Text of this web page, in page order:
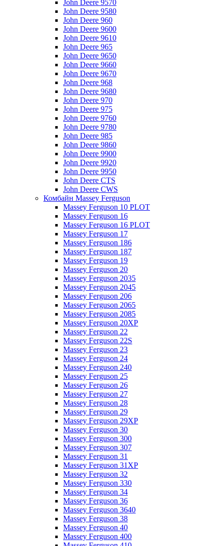
John Deere 9570
John Deere 9580
John Deere 960
John Deere 9600
John Deere 9610
John Deere 965
John Deere 9650
John Deere 9660
John Deere 9670
John Deere 968
John Deere 9680
John Deere 970
John Deere 975
John Deere 9760
John Deere 9780
John Deere 985
John Deere 9860
John Deere 9900
John Deere 9920
John Deere 9950
John Deere CTS
John Deere CWS
Комбайн Massey Ferguson
Massey Ferguson 10 PLOT
Massey Ferguson 16
Massey Ferguson 16 PLOT
Massey Ferguson 17
Massey Ferguson 186
Massey Ferguson 187
Massey Ferguson 19
Massey Ferguson 20
Massey Ferguson 2035
Massey Ferguson 2045
Massey Ferguson 206
Massey Ferguson 2065
Massey Ferguson 2085
Massey Ferguson 20XP
Massey Ferguson 22
Massey Ferguson 22S
Massey Ferguson 23
Massey Ferguson 24
Massey Ferguson 240
Massey Ferguson 25
Massey Ferguson 26
Massey Ferguson 27
Massey Ferguson 28
Massey Ferguson 29
Massey Ferguson 29XP
Massey Ferguson 30
Massey Ferguson 300
Massey Ferguson 307
Massey Ferguson 31
Massey Ferguson 31XP
Massey Ferguson 32
Massey Ferguson 330
Massey Ferguson 34
Massey Ferguson 36
Massey Ferguson 3640
Massey Ferguson 38
Massey Ferguson 40
Massey Ferguson 400